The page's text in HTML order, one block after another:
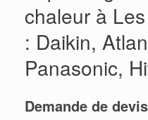
chaleur à
: Daikin,
Panasonic,
Demande de